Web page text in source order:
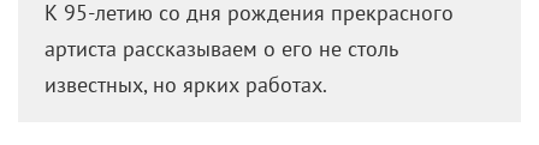
К 95-летию со дня рождения прекрасного
артиста рассказываем о его не столь
известных, но ярких работах.